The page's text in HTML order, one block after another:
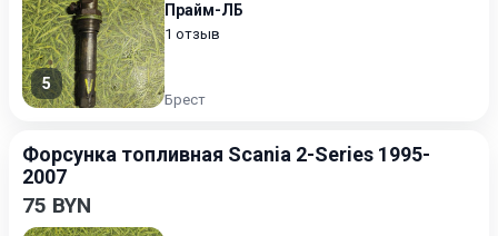
5
Прайм-ЛБ
1 отзыв
Брест
Форсунка топливная Scania 2-Series 1995-
2007
75 BYN